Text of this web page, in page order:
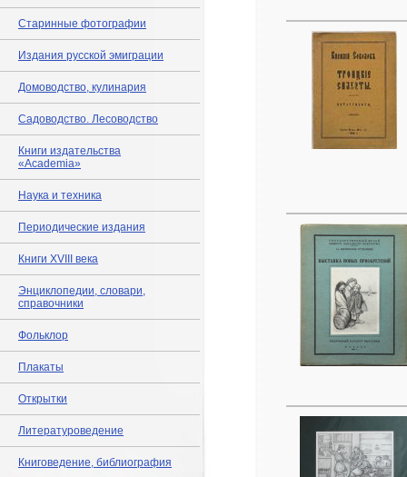
Старинные фотографии
Издания русской эмиграции
Домоводство, кулинария
Садоводство. Лесоводство
Книги издательства
«Academia»
Наука и техника
Периодические издания
Книги XVIII века
Энциклопедии, словари,
справочники
Фольклор
Плакаты
Открытки
Литературоведение
Книговедение, библиография